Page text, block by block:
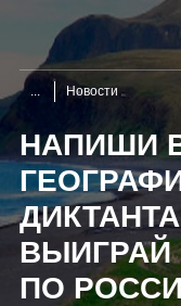
Новости
НАПИШИ
ВЫИГРАЙ
ПО